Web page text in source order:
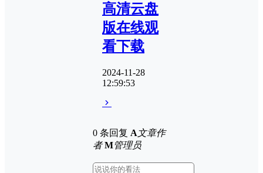
高清云盘
版在线观
看下载
2024-11-28
12:59:53
0 条回复 A文章作
者 M管理员